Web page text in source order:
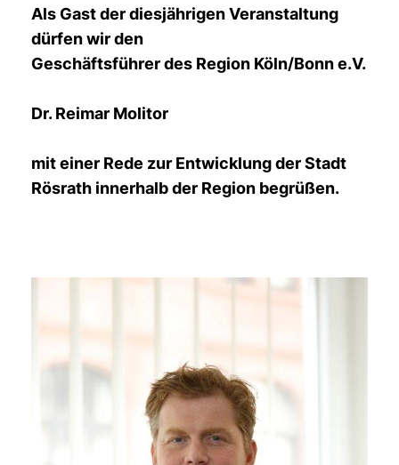
Als Gast der diesjährigen Veranstaltung
dürfen wir den
Geschäftsführer des Region Köln/Bonn e.V.
Dr. Reimar Molitor
mit einer Rede zur Entwicklung der Stadt
Rösrath innerhalb der Region begrüßen.